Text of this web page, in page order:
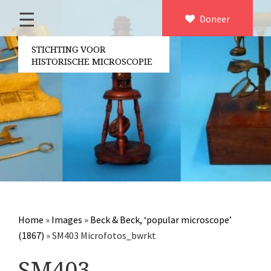
×
Home
Over ons
Contact
Bestuur
Vrijwilligers
Partners
Jaarverslagen
Microscopen
Overige optische instrumenten
Elektrische meetapparatuur
Doneer
☰
STICHTING VOOR
HISTORISCHE MICROSCOPIE
Home » Images » Beck & Beck, ‘popular microscope’
(1867) »SM403 Microfotos_bwrkt